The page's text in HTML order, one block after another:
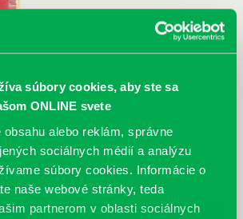
súbory cookies, aby ste sa
ONLINE svete
obsahu alebo reklám, správne
sociálnych médií a analýzu
súbory cookies. Informácie o
naše webové stránky, teda
partnerom v oblasti sociálnych